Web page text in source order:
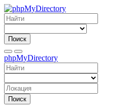
Поиск
phpMyDirectory
Поиск